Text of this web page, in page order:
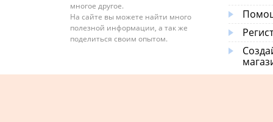
многое другое.
На сайте вы можете найти много
полезной информации, а так же
поделиться своим опытом.